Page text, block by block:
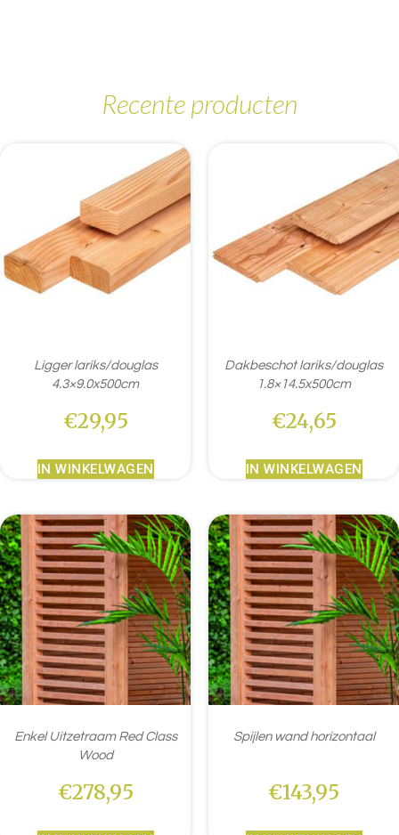
Recente producten
Ligger lariks/douglas
4.3×9.0x500cm
€29,95
IN WINKELWAGEN
Dakbeschot lariks/douglas
1.8×14.5x500cm
€24,65
IN WINKELWAGEN
Enkel Uitzetraam Red Class
Wood
€278,95
Spijlen wand horizontaal
€143,95